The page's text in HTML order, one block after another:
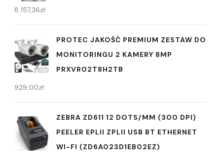
8 157,36zł
PROTEC JAKOŚĆ PREMIUM ZESTAW DO
MONITORINGU 2 KAMERY 8MP
PRXVR02T8H2TB
929,00zł
ZEBRA ZD611 12 DOTS/MM (300 DPI)
PEELER EPLII ZPLII USB BT ETHERNET
WI-FI (ZD6A023D1EB02EZ)